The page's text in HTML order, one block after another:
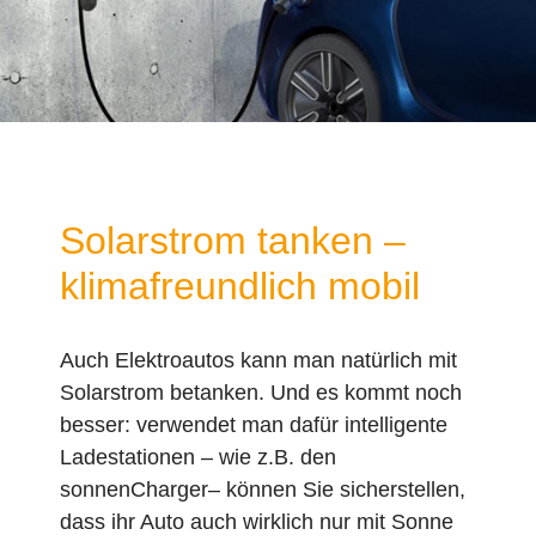
Solarstrom tanken –
klimafreundlich mobil
Auch Elektroautos kann man natürlich mit
Solarstrom betanken. Und es kommt noch
besser: verwendet man dafür intelligente
Ladestationen – wie z.B. den
sonnenCharger– können Sie sicherstellen,
dass ihr Auto auch wirklich nur mit Sonne